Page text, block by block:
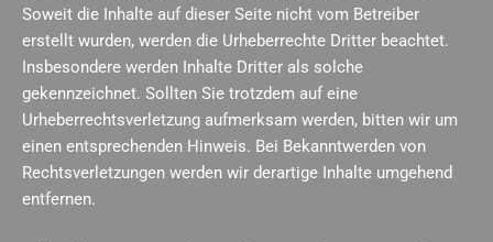
Soweit die Inhalte auf dieser Seite nicht vom Betreiber
erstellt wurden, werden die Urheberrechte Dritter beachtet.
Insbesondere werden Inhalte Dritter als solche
gekennzeichnet. Sollten Sie trotzdem auf eine
Urheberrechtsverletzung aufmerksam werden, bitten wir um
einen entsprechenden Hinweis. Bei Bekanntwerden von
Rechtsverletzungen werden wir derartige Inhalte umgehend
entfernen.